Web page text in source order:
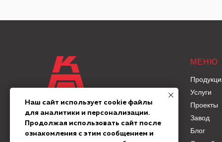
МЕНЮ
Блог
Завод
Услуги
Проекты
©2025Все права защищены
«Комбинат производственных
предприятий»
Наш сайт использует cookie файлы
для аналитики и персонализации.
Продолжая использовать сайт после
ознакомления с этим сообщением и